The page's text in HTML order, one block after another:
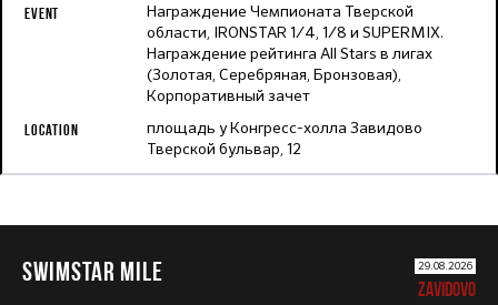
Награждение Чемпионата Тверской
области, IRONSTAR 1/4, 1/8 и SUPERMIX.
Награждение рейтинга All Stars в лигах
(Золотая, Серебряная, Бронзовая),
Корпоративный зачет
площадь у Конгресс-холла Завидово
Тверской бульвар, 12
SWIMSTAR MILE 29.08.2026
ZAVIDOVO